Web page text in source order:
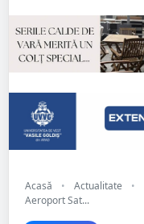
Acasă • Actualitate •
Aeroport Sat...